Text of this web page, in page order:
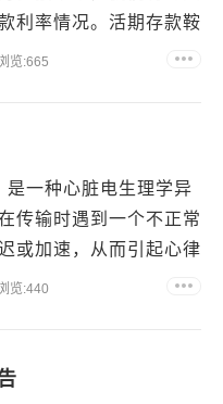
利率情况。活期存款鞍
吸引力，目前实行的是
览:665
一种心脏电生理学异
传输时遇到一个不正常
或加速，从而引起心律
致心跳过快、心房颤动
览:440